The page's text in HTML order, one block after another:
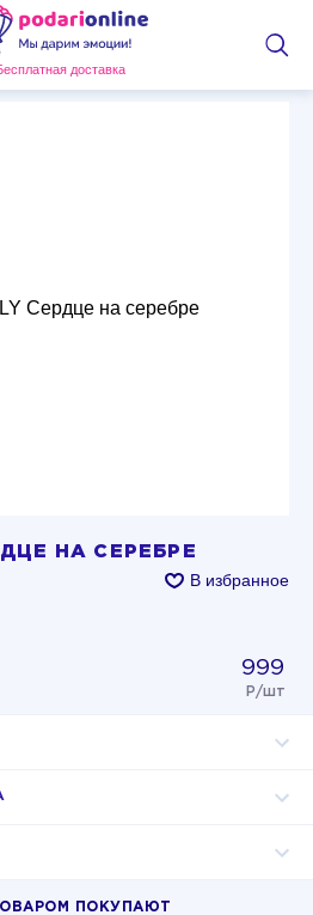
доставка
НА СЕРЕБРЕ
В избранное
999
Р/шт
ПОКУПАЮТ